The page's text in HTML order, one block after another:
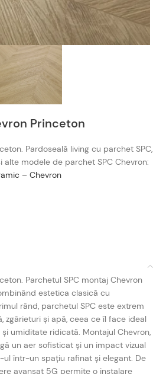
Princeton
Pardoseală living cu parchet SPC,
modele de parchet SPC Chevron:
– Chevron
Parchetul SPC montaj Chevron
estetica clasică cu
rând, parchetul SPC este extrem
zgârieturi și apă, ceea ce îl face ideal
umiditate ridicată. Montajul Chevron,
un aer sofisticat și un impact vizual
într-un spațiu rafinat și elegant. De
avansat 5G permite o instalare